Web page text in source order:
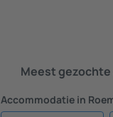
Meest
Accommodatie in